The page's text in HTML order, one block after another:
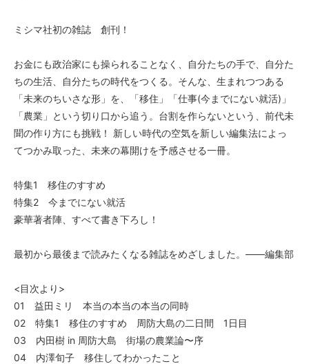
ミシマ社初の雑誌 創刊！
お金にも政治家にも操られることなく、自分たちの手で、自分た
ちの生活、自分たちの時代をつくる。そんな、生まれつつある
「未来のちいさな形」を、「移住」「仕事(今までにない就活)」
「農業」という切り口から追う。台割を作らないという、前代未
聞の作り方にも挑戦！ 新しい時代の空気を新しい編集法によっ
てつかみ取った、未来の幕開けを予感させる一冊。
特集1 移住のすすめ
特集2 今までにない就活
豪華著者陣、すべて書き下ろし！
最初から最後まで読みたくなる雑誌をめざしました。――編集部
<目次より>
01 益田ミリ 本当の本当の本当の同時
02 特集1 移住のすすめ 周防大島の二日間 1日目
03 内田樹 in 周防大島 街場の農業論〜序
04 内澤旬子 移住してわかったこと